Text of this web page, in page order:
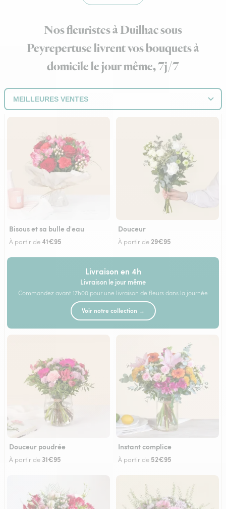
Nos fleuristes à Duilhac sous
Peyrepertuse livrent vos bouquets à
domicile le jour même, 7j/7
Bisous et sa bulle d'eau
À partir de41€95
Douceur
À partir de29€95
Livraison en 4h
Livraison le jour même
Commandez avant 17h00 pour une livraison de fleurs dans la journée
Voir notre collection →
Douceur poudrée
À partir de 31€95
Instant complice
À partir de 52€95